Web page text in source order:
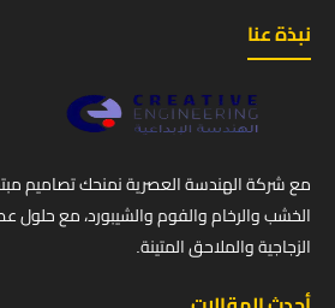
نبذة عنا
مع شركة الهندسة العصرية نمنحك تصاميم
الخشب والرخام والفوم والشيبورد، مع حلول
الزجاجية والملاحق المتينة.